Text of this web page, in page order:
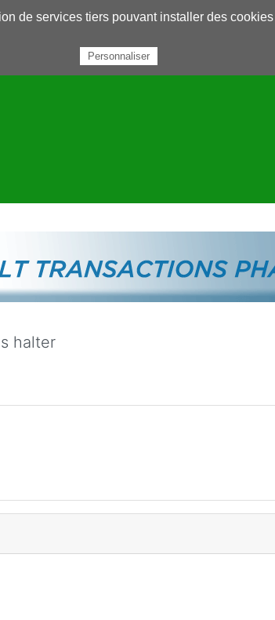
Petites annonces Nous contacter
halter
de services tiers pouvant installer des cookies
Personnaliser